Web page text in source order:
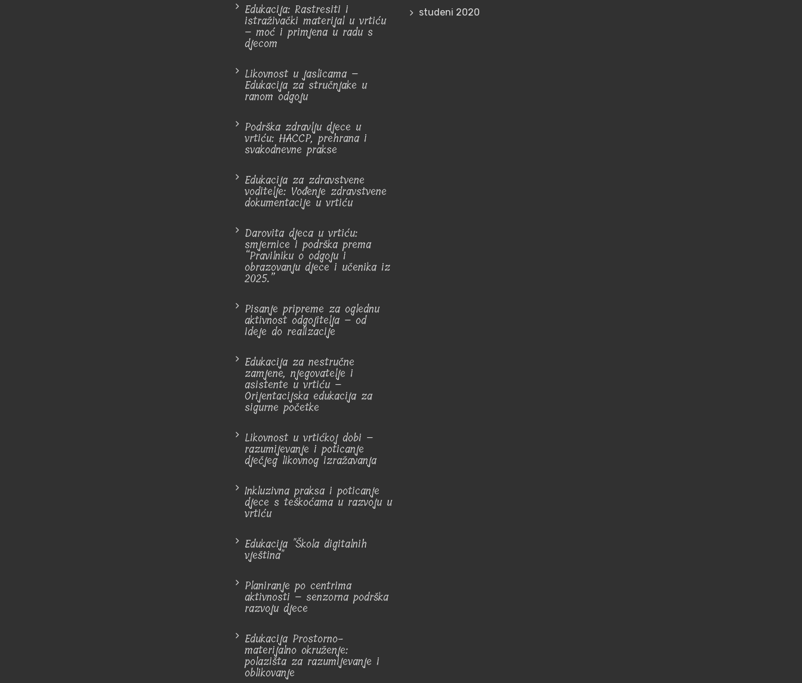
Edukacija: Rastresiti i
istraživački materijal u vrtiću
– moć i primjena u radu s
djecom
Likovnost u jaslicama –
Edukacija za stručnjake u
ranom odgoju
Podrška zdravlju djece u
vrtiću: HACCP, prehrana i
svakodnevne prakse
Edukacija za zdravstvene
voditelje: Vođenje zdravstvene
dokumentacije u vrtiću
Darovita djeca u vrtiću:
smjernice i podrška prema
“Pravilniku o odgoju i
obrazovanju djece i učenika iz
2025.”
Pisanje pripreme za oglednu
aktivnost odgojitelja – od
ideje do realizacije
Edukacija za nestručne
zamjene, njegovatelje i
asistente u vrtiću –
Orijentacijska edukacija za
sigurne početke
Likovnost u vrtićkoj dobi –
razumijevanje i poticanje
dječjeg likovnog izražavanja
Inkluzivna praksa i poticanje
djece s teškoćama u razvoju u
vrtiću
Edukacija "Škola digitalnih
vještina"
Planiranje po centrima
aktivnosti – senzorna podrška
razvoju djece
Edukacija Prostorno-
materijalno okruženje:
polazišta za razumijevanje i
oblikovanje
studeni 2020